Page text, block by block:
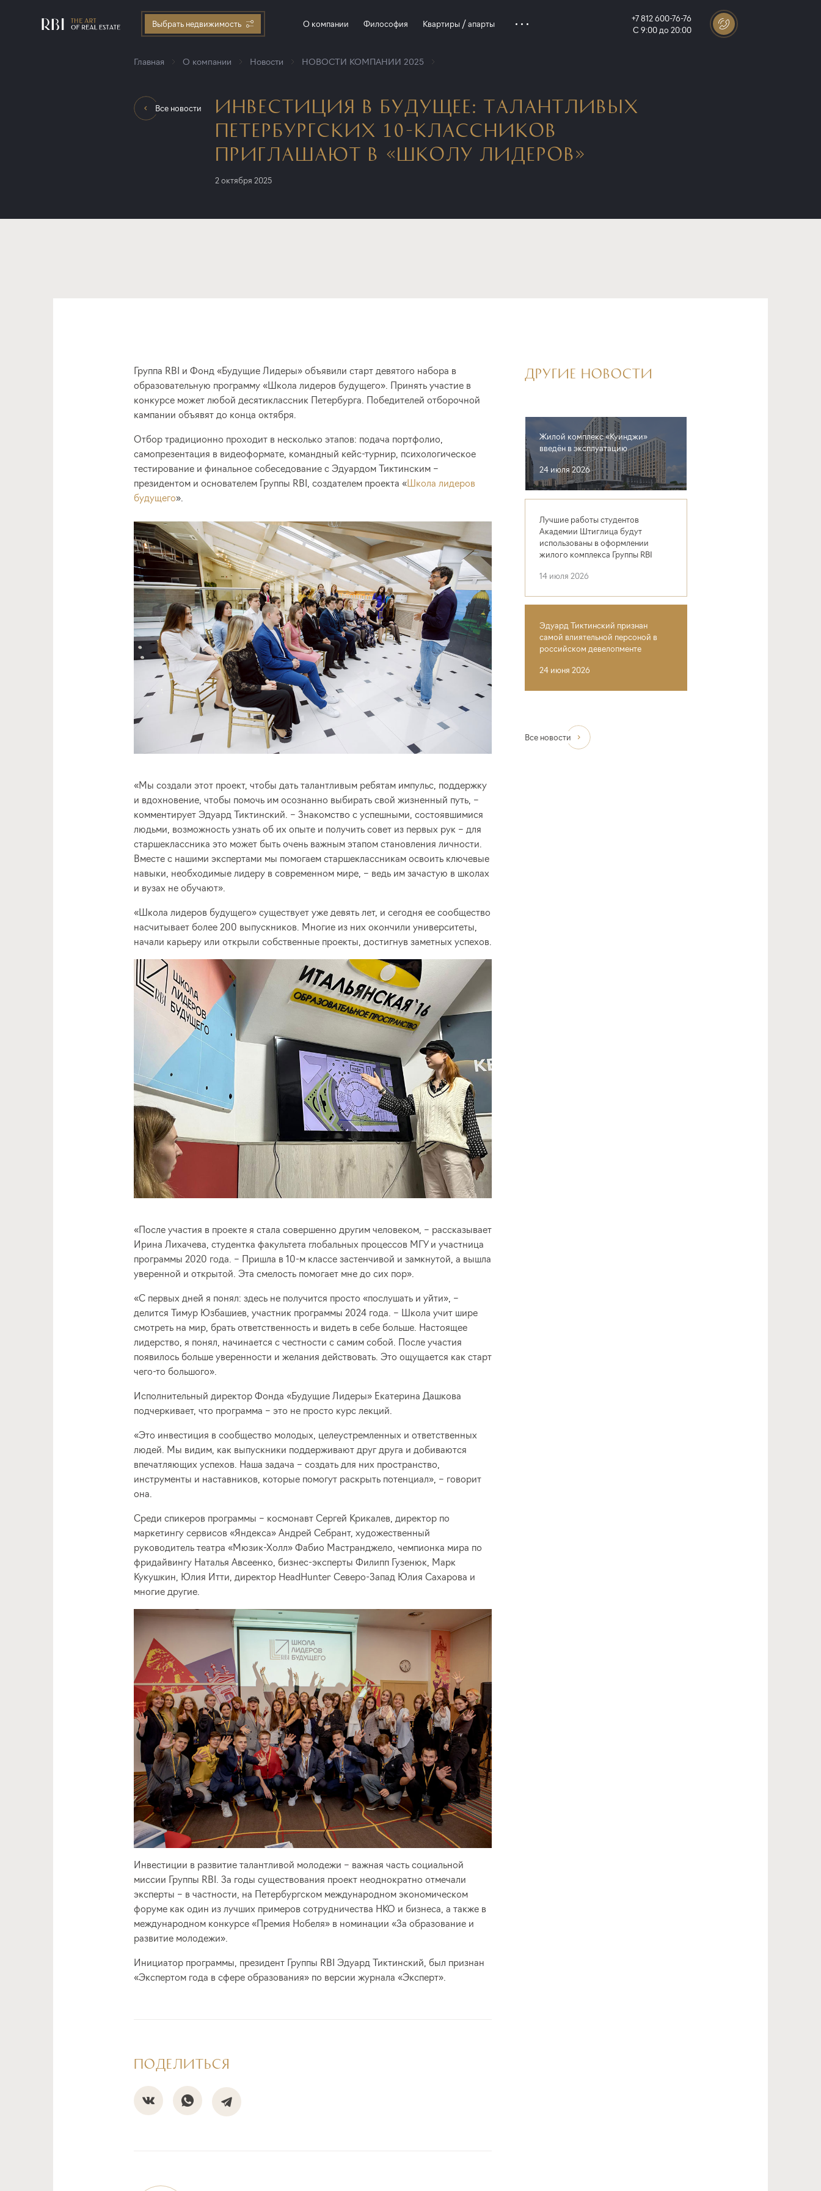
Выбрать недвижимость О компании Философия Квартиры / апарты
+7 812 600-76-76
С 9:00 до 20:00
Главная О компании Новости НОВОСТИ КОМПАНИИ 2025
Все новости
ИНВЕСТИЦИЯ В БУДУЩЕЕ: ТАЛАНТЛИВЫХ
ПЕТЕРБУРГСКИХ 10-КЛАССНИКОВ
ПРИГЛАШАЮТ В «ШКОЛУ ЛИДЕРОВ»
2 октября 2025
Группа RBI и Фонд «Будущие Лидеры» объявили старт девятого набора в
образовательную программу «Школа лидеров будущего». Принять участие в
конкурсе может любой десятиклассник Петербурга. Победителей отборочной
кампании объявят до конца октября.
Отбор традиционно проходит в несколько этапов: подача портфолио,
самопрезентация в видеоформате, командный кейс-турнир, психологическое
тестирование и финальное собеседование с Эдуардом Тиктинским –
президентом и основателем Группы RBI, создателем проекта «Школа лидеров
будущего».
«Мы создали этот проект, чтобы дать талантливым ребятам импульс, поддержку
и вдохновение, чтобы помочь им осознанно выбирать свой жизненный путь, –
комментирует Эдуард Тиктинский. – Знакомство с успешными, состоявшимися
людьми, возможность узнать об их опыте и получить совет из первых рук – для
старшеклассника это может быть очень важным этапом становления личности.
Вместе с нашими экспертами мы помогаем старшеклассникам освоить ключевые
навыки, необходимые лидеру в современном мире, – ведь им зачастую в школах
и вузах не обучают».
«Школа лидеров будущего» существует уже девять лет, и сегодня ее сообщество
насчитывает более 200 выпускников. Многие из них окончили университеты,
начали карьеру или открыли собственные проекты, достигнув заметных успехов.
«После участия в проекте я стала совершенно другим человеком, – рассказывает
Ирина Лихачева, студентка факультета глобальных процессов МГУ и участница
программы 2020 года. – Пришла в 10-м классе застенчивой и замкнутой, а вышла
уверенной и открытой. Эта смелость помогает мне до сих пор».
«С первых дней я понял: здесь не получится просто «послушать и уйти», –
делится Тимур Юзбашиев, участник программы 2024 года. – Школа учит шире
смотреть на мир, брать ответственность и видеть в себе больше. Настоящее
лидерство, я понял, начинается с честности с самим собой. После участия
появилось больше уверенности и желания действовать. Это ощущается как старт
чего-то большого».
Исполнительный директор Фонда «Будущие Лидеры» Екатерина Дашкова
подчеркивает, что программа – это не просто курс лекций.
«Это инвестиция в сообщество молодых, целеустремленных и ответственных
людей. Мы видим, как выпускники поддерживают друг друга и добиваются
впечатляющих успехов. Наша задача – создать для них пространство,
инструменты и наставников, которые помогут раскрыть потенциал», – говорит
она.
Среди спикеров программы – космонавт Сергей Крикалев, директор по
маркетингу сервисов «Яндекса» Андрей Себрант, художественный
руководитель театра «Мюзик-Холл» Фабио Мастранджело, чемпионка мира по
фридайвингу Наталья Авсеенко, бизнес-эксперты Филипп Гузенюк, Марк
Кукушкин, Юлия Итти, директор HeadHunter Северо-Запад Юлия Сахарова и
многие другие.
Инвестиции в развитие талантливой молодежи – важная часть социальной
миссии Группы RBI. За годы существования проект неоднократно отмечали
эксперты – в частности, на Петербургском международном экономическом
форуме как один из лучших примеров сотрудничества НКО и бизнеса, а также в
международном конкурсе «Премия Нобеля» в номинации «За образование и
развитие молодежи».
Инициатор программы, президент Группы RBI Эдуард Тиктинский, был признан
«Экспертом года в сфере образования» по версии журнала «Эксперт».
ПОДЕЛИТЬСЯ
ДРУГИЕ НОВОСТИ
Жилой комплекс «Куинджи»
введён в эксплуатацию
24 июля 2026
Лучшие работы студентов
Академии Штиглица будут
использованы в оформлении
жилого комплекса Группы RBI
14 июля 2026
Эдуард Тиктинский признан
самой влиятельной персоной в
российском девелопменте
24 июня 2026
Все новости